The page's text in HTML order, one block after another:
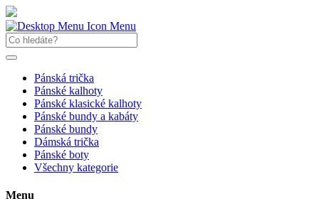
Menu
Pánská trička
Pánské kalhoty
Pánské klasické kalhoty
Pánské bundy a kabáty
Pánské bundy
Dámská trička
Pánské boty
Všechny kategorie
Menu